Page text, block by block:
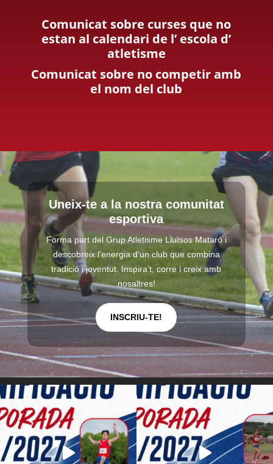
Comunicat sobre curses que no
estan al calendari de l’ escola d’
atletisme
Comunicat sobre no competir amb
el nom del club
Uneix-te a la nostra comunitat
esportiva
Forma part del Grup Atletisme Lluïsos Mataró i
descobreix l’energia d’un club que combina
tradició i joventut. Inspira’t, corre i creix amb
nosaltres!
INSCRIU-TE!